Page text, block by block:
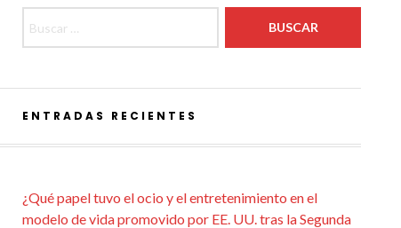
ENTRADAS RECIENTES
¿Qué papel tuvo el ocio y el entretenimiento en el
modelo de vida promovido por EE. UU. tras la Segunda